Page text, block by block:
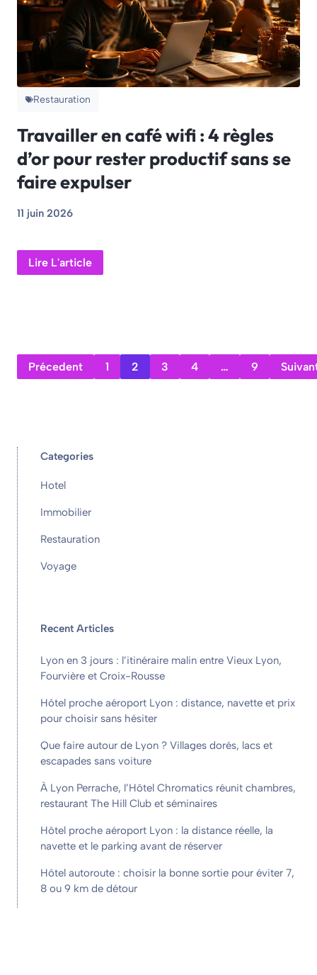
Restauration
Travailler en café wifi : 4 règles
d’or pour rester productif sans se
faire expulser
11 juin 2026
Lire L'article
Précedent 1 2 3 4 … 9
Categories
Hotel
Immobilier
Restauration
Voyage
Recent Articles
Lyon en 3 jours : l’itinéraire malin entre Vieux Lyon,
Fourvière et Croix-Rousse
Hôtel proche aéroport Lyon : distance, navette et prix
pour choisir sans hésiter
Que faire autour de Lyon ? Villages dorés, lacs et
escapades sans voiture
À Lyon Perrache, l’Hôtel Chromatics réunit chambres,
restaurant The Hill Club et séminaires
Hôtel proche aéroport Lyon : la distance réelle, la
navette et le parking avant de réserver
Hôtel autoroute : choisir la bonne sortie pour éviter 7,
8 ou 9 km de détour